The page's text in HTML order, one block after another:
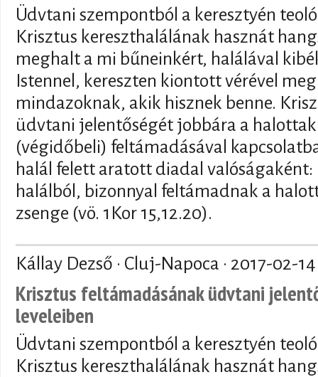
Üdvtani szempontból a keresztyén
Krisztus kereszthalálának hasznát
meghalt a mi bűneinkért, halálával
Istennel, kereszten kiontott vérével
mindazoknak, akik hisznek benne.
üdvtani jelentőségét jobbára a
(végidőbeli) feltámadásával
halál felett aratott diadal
halálból, bizonnyal feltámadnak a
zsenge (vö. 1Kor 15,12.20).
Kállay Dezső · Cluj-Napoca · 2017-02-14
Krisztus feltámadásának üdvtani
leveleiben
Üdvtani szempontból a keresztyén
Krisztus kereszthalálának hasznát